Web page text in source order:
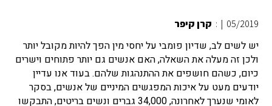
05/2019
|
: קרן קיפר
יש לשים לב, שדיון פומבי על יחסי מין הפך להיות מקובל יותר
ולכן זה מעלה את השאלה, האם אנשים גם יותר פתוחים וישרים
כיום, כשהם חושפים את ההתנהגות שלהם. בעוד אנו עדיין
יודעים מעט על איכות המפגשים המיניים של אנשים, בסקר
לאומי שנערך לאחרונה, 34,000 גברים ונשים בריטים, התבקשו